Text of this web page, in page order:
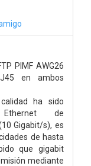
PIMF AWG26
en ambos
ha sido
de
Gigabit/s), es
de hasta
que gigabit
mediante